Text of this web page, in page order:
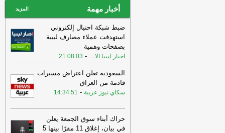
أخبار مهمة المزيد
ضبط شبكة احتيال إلكتروني
استهدفت عملاء مصارف ليبية
بصفحات وهمية
اخبار ليبيا الا...
-
21:08:03
السعودية تعلن اعتراض مسيرات
قادمة من العراق
سكاي نيوز عربية -
14:34:51
حراك أبناء سوق الجمعة يعلن
في بيان، إغلاق 11 مقرًا بينها 5